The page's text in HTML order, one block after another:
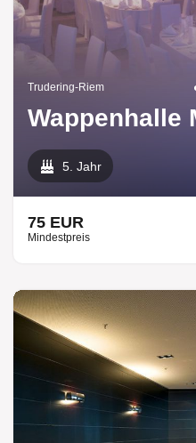
Trudering-Riem
Wappenhalle
5. Jahr
75 EUR
Mindestpreis